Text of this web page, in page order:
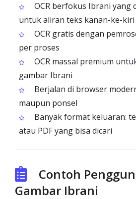
OCR berfokus Ibrani yang
untuk aliran teks kanan-ke-kiri
OCR gratis dengan
per proses
OCR massal premium
gambar Ibrani
Berjalan di browser
maupun ponsel
Banyak format keluaran:
atau PDF yang bisa dicari
Contoh
Gambar Ibrani